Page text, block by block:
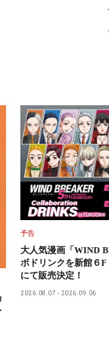
予告
大人気漫画「WIND
ボドリンクを新館６F
にて販売決定！
2026.08.07 2026.09.06